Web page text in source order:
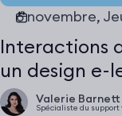
6 novembre,
Interactions
un design e-
Valerie Barnett
Spécialiste du support